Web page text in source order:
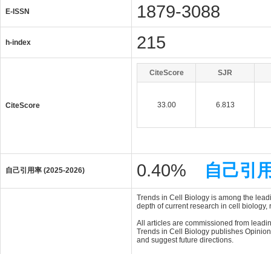
E-ISSN 1879-3088
h-index 215
CiteScore
CiteScore SJR
33.00 6.813
自己引用率 (2025-2026) 0.40% 自己引
Trends in Cell Biology is among the
depth of current research in cell
All articles are commissioned from
Trends in Cell Biology publishes
and suggest future directions.